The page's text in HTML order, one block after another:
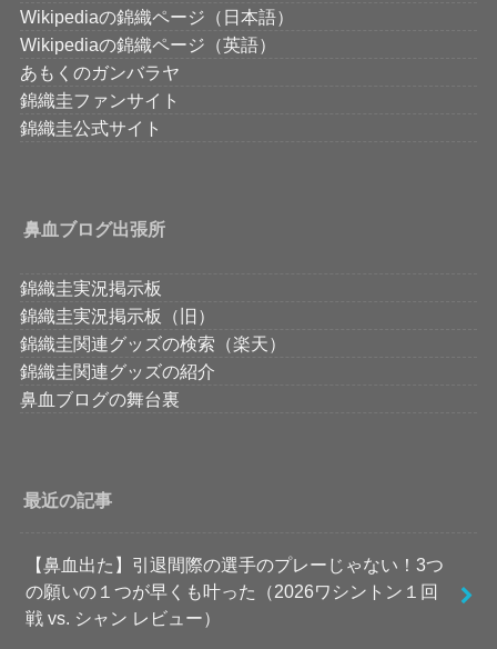
Wikipediaの錦織ページ（日本語）
Wikipediaの錦織ページ（英語）
あもくのガンバラヤ
錦織圭ファンサイト
錦織圭公式サイト
鼻血ブログ出張所
錦織圭実況掲示板
錦織圭実況掲示板（旧）
錦織圭関連グッズの検索（楽天）
錦織圭関連グッズの紹介
鼻血ブログの舞台裏
最近の記事
【鼻血出た】引退間際の選手のプレーじゃない！3つ
の願いの１つが早くも叶った（2026ワシントン１回
戦 vs. シャン レビュー）